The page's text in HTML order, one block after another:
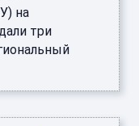
на
три